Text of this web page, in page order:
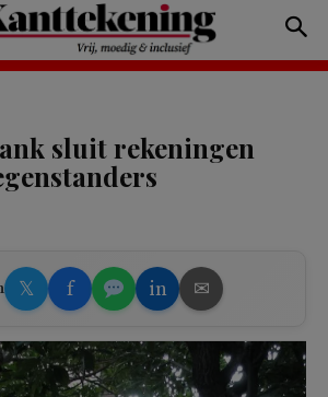
sluit rekeningen
𝕏 f in ✉